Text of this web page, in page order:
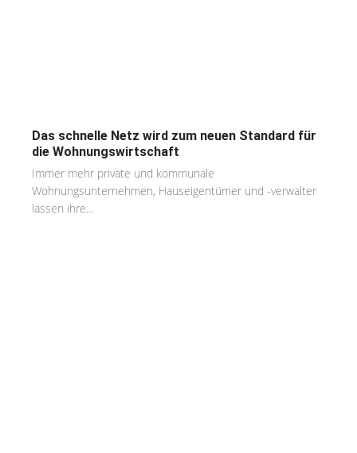
Das schnelle Netz wird zum neuen Standard für
die Wohnungswirtschaft
Immer mehr private und kommunale
Wohnungsunternehmen, Hauseigentümer und -verwalter
lassen ihre...